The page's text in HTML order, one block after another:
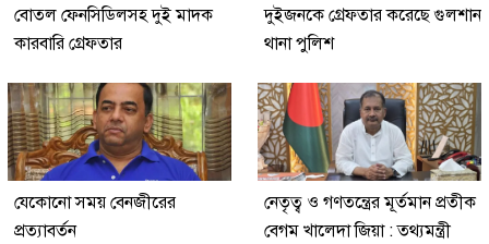
বোতল ফেনসিডিলসহ দুই মাদক
কারবারি গ্রেফতার
দুইজনকে গ্রেফতার করেছে গুলশান
থানা পুলিশ
যেকোনো সময় বেনজীরের
প্রত্যাবর্তন
নেতৃত্ব ও গণতন্ত্রের মূর্তমান প্রতীক
বেগম খালেদা জিয়া : তথ্যমন্ত্রী